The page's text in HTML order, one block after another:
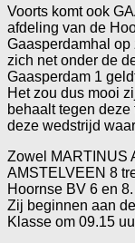
Voorts komt ook
afdeling van de
Gaasperdamhal
zich net onder de
Gaasperdam 1
Het zou dus mooi
behaalt tegen deze
deze wedstrijd
Zowel MARTINUS
AMSTELVEEN 8
Hoornse BV 6 en
Zij beginnen aan
Klasse om 09.15